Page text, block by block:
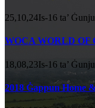
25,10,24Is-16 ta’
WOCA WORLD OF
18,08,23Is-16 ta’
2018 Ġappun Home